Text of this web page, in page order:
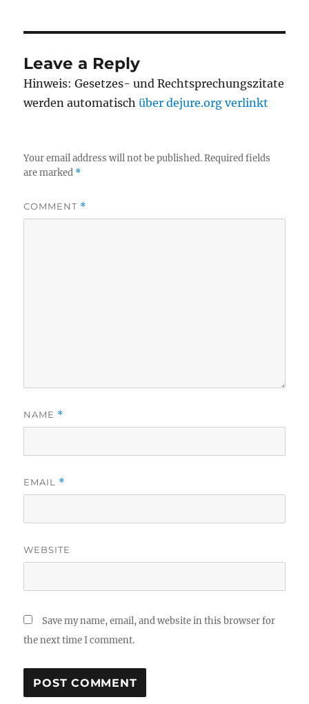
Leave a Reply
Hinweis: Gesetzes- und Rechtsprechungszitate
werden automatischüber dejure.org verlinkt
Your email address will not be published. Required fields
are marked *
COMMENT *
NAME *
EMAIL *
WEBSITE
Save my name, email, and website in this browser for
the next time I comment.